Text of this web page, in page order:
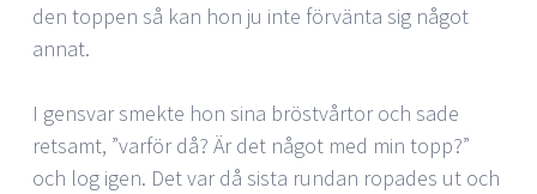
den toppen så kan hon ju inte förvänta sig något
annat.
I gensvar smekte hon sina bröstvårtor och sade
retsamt, ”varför då? Är det något med min topp?”
och log igen. Det var då sista rundan ropades ut och